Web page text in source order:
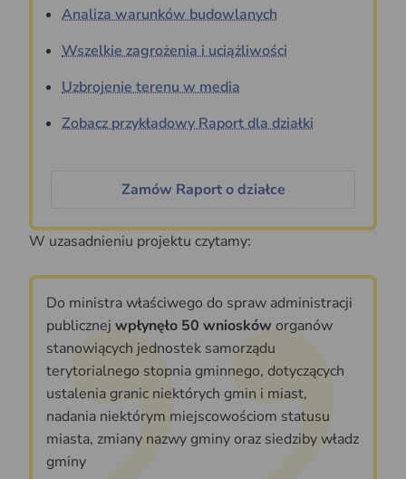
Analiza warunków budowlanych
Wszelkie zagrożenia i uciążliwości
Uzbrojenie terenu w media
Zobacz przykładowy Raport dla działki
Zamów Raport o działce
W uzasadnieniu projektu czytamy:
Do ministra właściwego do spraw administracji
publicznej wpłynęło 50 wnioskóworganów
stanowiących jednostek samorządu
terytorialnego stopnia gminnego, dotyczących
ustalenia granic niektórych gmin i miast,
nadania niektórym miejscowościom statusu
miasta, zmiany nazwy gminy oraz siedziby władz
gminy